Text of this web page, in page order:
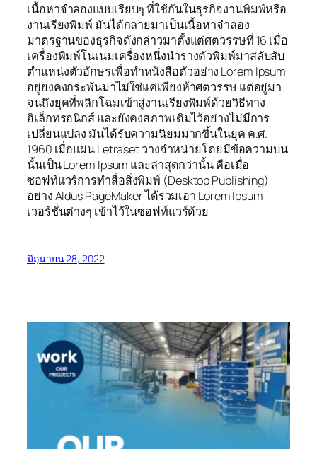
เนื้อหาจำลองแบบเรียบๆ ที่ใช้กันในธุรกิจงานพิมพ์หรือ
งานเรียงพิมพ์ มันได้กลายมาเป็นเนื้อหาจำลอง
มาตรฐานของธุรกิจดังกล่าวมาตั้งแต่ศตวรรษที่ 16 เมื่อ
เครื่องพิมพ์โนเนมเครื่องหนึ่งนำรางตัวพิมพ์มาสลับสับ
ตำแหน่งตัวอักษรเพื่อทำหนังสือตัวอย่าง Lorem Ipsum
อยู่ยงคงกระพันมาไม่ใช่แค่เพียงห้าศตวรรษ แต่อยู่มา
จนถึงยุคที่พลิกโฉมเข้าสู่งานเรียงพิมพ์ด้วยวิธีทาง
อิเล็กทรอนิกส์ และยังคงสภาพเดิมไว้อย่างไม่มีการ
เปลี่ยนแปลง มันได้รับความนิยมมากขึ้นในยุค ค.ศ.
1960 เมื่อแผ่น Letraset วางจำหน่ายโดยมีข้อความบน
นั้นเป็น Lorem Ipsum และล่าสุดกว่านั้น คือเมื่อ
ซอฟท์แวร์การทำสื่อสิ่งพิมพ์ (Desktop Publishing)
อย่าง Aldus PageMaker ได้รวมเอา Lorem Ipsum
เวอร์ชั่นต่างๆ เข้าไว้ในซอฟท์แวร์ด้วย
มิถุนายน 28, 2022